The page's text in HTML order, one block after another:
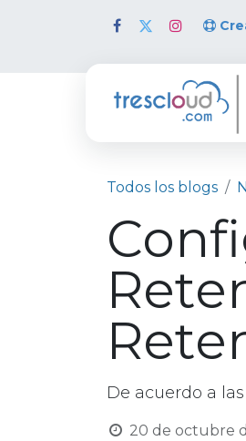
Todos los blogs
De acuerdo a
20 de octubre